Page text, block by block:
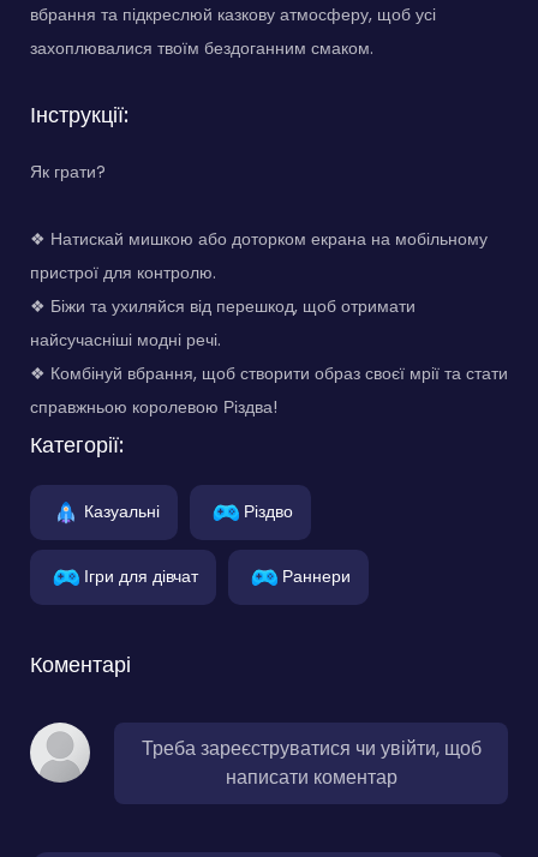
вбрання та підкреслюй казкову атмосферу, щоб усі
захоплювалися твоїм бездоганним смаком.
Інструкції:
Як грати?
❖ Натискай мишкою або доторком екрана на мобільному
пристрої для контролю.
❖ Біжи та ухиляйся від перешкод, щоб отримати
найсучасніші модні речі.
❖ Комбінуй вбрання, щоб створити образ своєї мрії та стати
справжньою королевою Різдва!
Категорії:
Казуальні Різдво
Ігри для дівчат Раннери
Коментарі
Треба зареєструватися чи увійти, щоб
написати коментар